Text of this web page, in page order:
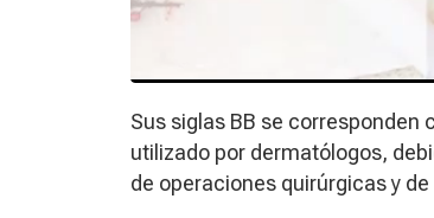
Sus siglas BB se corresponden
utilizado por dermatólogos,
de operaciones quirúrgicas y de